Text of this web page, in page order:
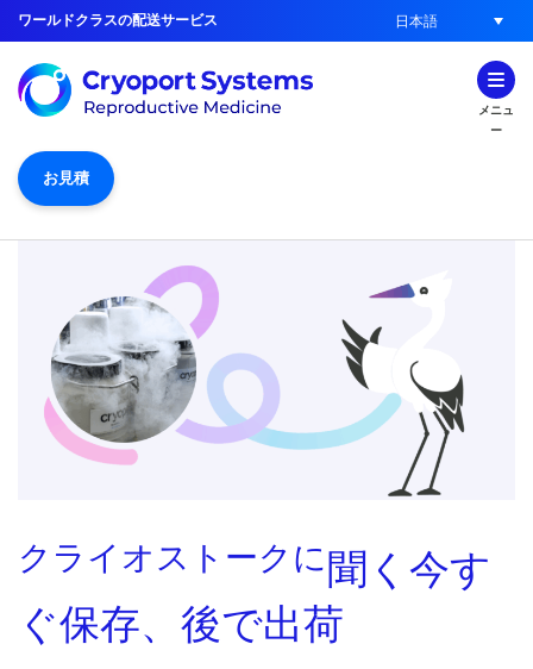
ワールドクラスの配送サービス 日本語
メニュ
ー
お見積
クライオストークに聞く今す
ぐ保存、後で出荷